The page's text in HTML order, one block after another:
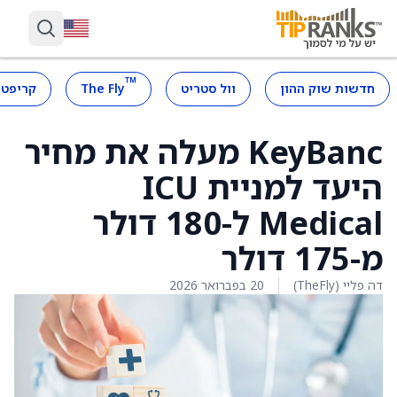
חדשות שוק ההון וול סטריט ™
The Fly
KeyBanc מעלה את מחיר
היעד למניית ICU
Medical ל-180 דולר
מ-175 דולר
דה פליי (TheFly) 20 בפברואר 2026